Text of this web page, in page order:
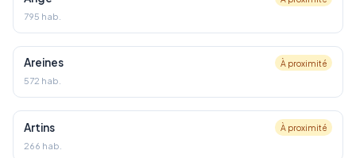
795 hab.
Areines À proximité
572 hab.
Artins À proximité
266 hab.